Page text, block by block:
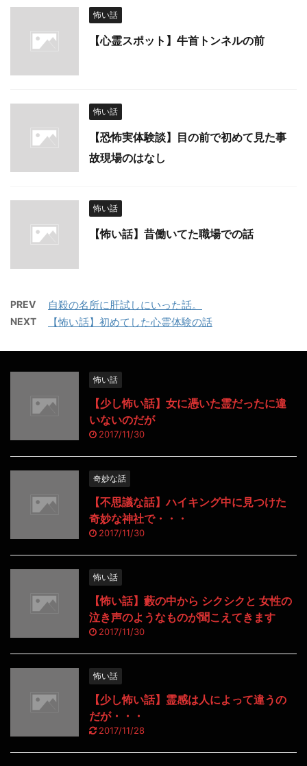
怖い話
【心霊スポット】牛首トンネルの前
怖い話
【恐怖実体験談】目の前で初めて見た事
故現場のはなし
怖い話
【怖い話】昔働いてた職場での話
PREV 自殺の名所に肝試しにいった話。
NEXT 【怖い話】初めてした心霊体験の話
怖い話
【少し怖い話】女に憑いた霊だったに違
いないのだが
2017/11/30
奇妙な話
【不思議な話】ハイキング中に見つけた
奇妙な神社で・・・
2017/11/30
怖い話
【怖い話】藪の中から シクシクと 女性の
泣き声のようなものが聞こえてきます
2017/11/30
怖い話
【少し怖い話】霊感は人によって違うの
だが・・・
2017/11/28